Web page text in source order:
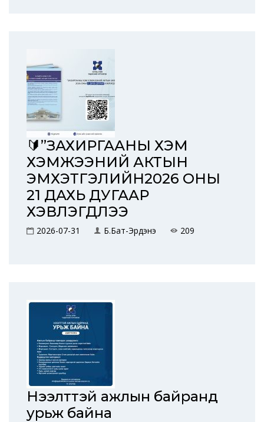
🔰”ЗАХИРГААНЫ ХЭМ
ХЭМЖЭЭНИЙ АКТЫН
ЭМХЭТГЭЛИЙН2026 ОНЫ
21 ДАХЬ ДУГААР
ХЭВЛЭГДЛЭЭ
2026-07-31 Б.Бат-Эрдэнэ 209
Нээлттэй ажлын байранд
урьж байна